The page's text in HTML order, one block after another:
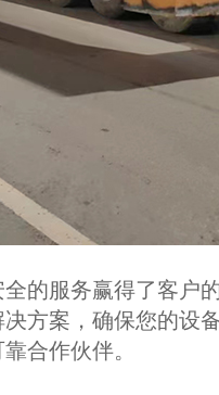
的服务赢得了客户
方案，确保您的设
合作伙伴。